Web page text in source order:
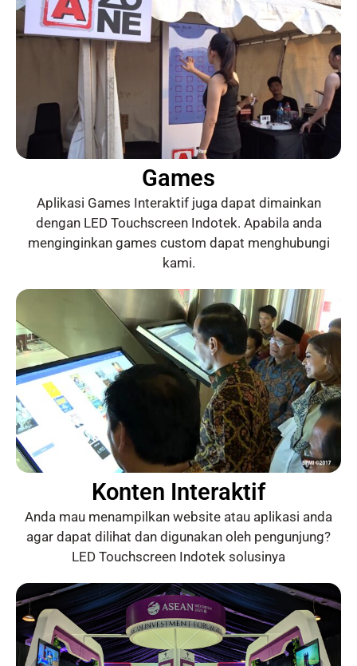
Games
Aplikasi Games Interaktif juga dapat dimainkan
dengan LED Touchscreen Indotek. Apabila anda
menginginkan games custom dapat menghubungi
kami.
Konten Interaktif
Anda mau menampilkan website atau aplikasi anda
agar dapat dilihat dan digunakan oleh pengunjung?
LED Touchscreen Indotek solusinya